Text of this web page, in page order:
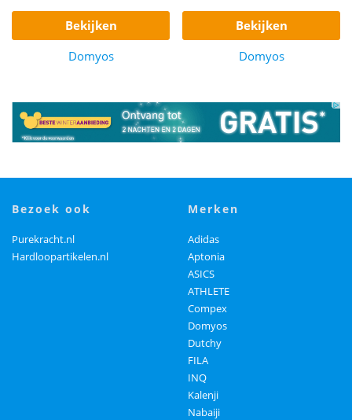
bekijken
Domyos
bekijken
Domyos
bezoek ook
Purekracht.nl
Hardloopartikelen.nl
merken
Adidas
Aptonia
ASICS
ATHLETE
Compex
Domyos
Dutchy
FILA
INQ
Kalenji
Nabaiji